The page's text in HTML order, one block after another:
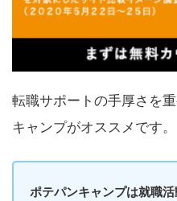
転職サポートの手厚さを
キャンプがオススメです。
ポテパンキャンプは就職